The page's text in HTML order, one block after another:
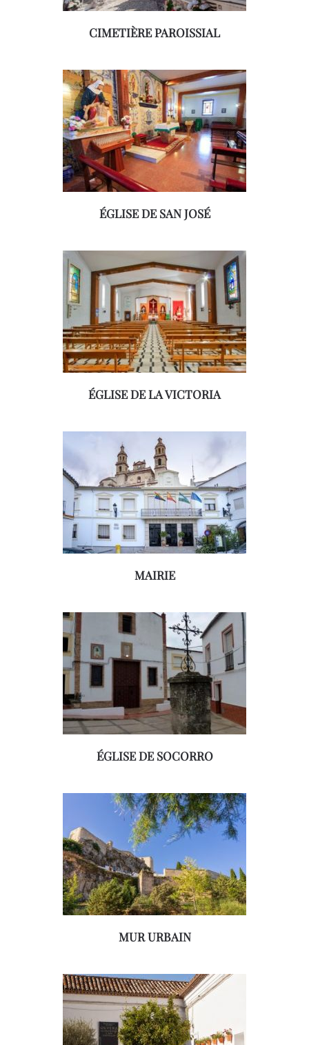
CIMETIÈRE PAROISSIAL
ÉGLISE DE SAN JOSÉ
ÉGLISE DE LA VICTORIA
MAIRIE
ÉGLISE DE SOCORRO
MUR URBAIN